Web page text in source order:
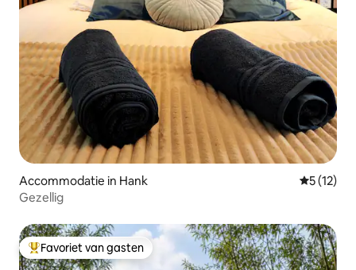
Accommodatie in Hank
5 (12)
Gezellig
Topfavoriet van gasten
Favoriet van gasten